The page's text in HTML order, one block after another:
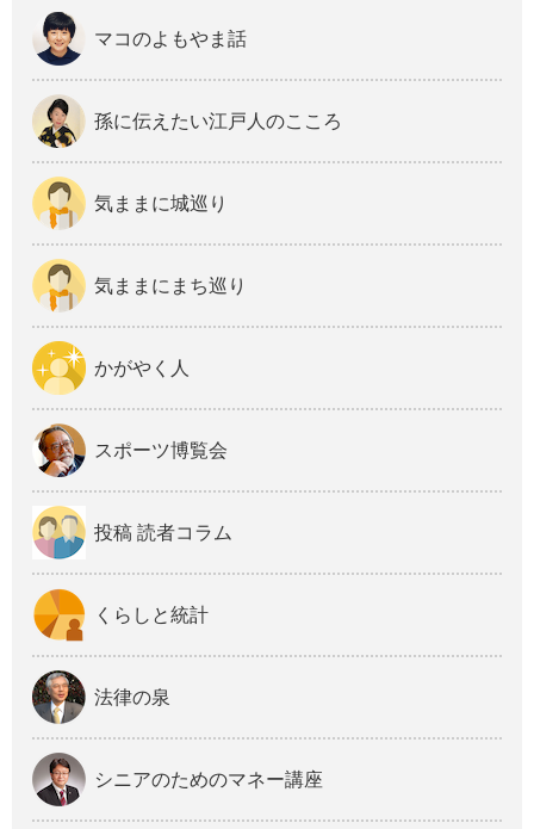
マコのよもやま話
孫に伝えたい江戸人のこころ
気ままに城巡り
気ままにまち巡り
かがやく人
スポーツ博覧会
投稿 読者コラム
くらしと統計
法律の泉
シニアのためのマネー講座